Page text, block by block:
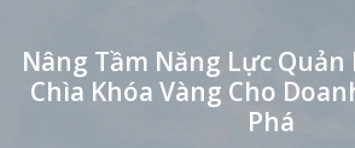
Nâng Tầm Năng Lực Quản
Chìa Khóa Vàng Cho
Phá